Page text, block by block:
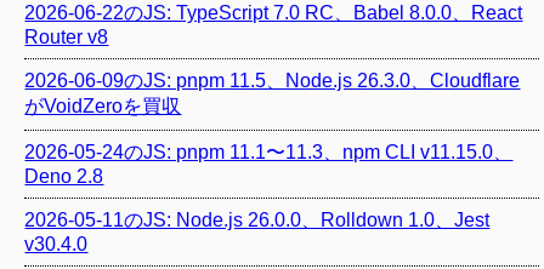
2026-06-22のJS: TypeScript 7.0 RC、Babel 8.0.0、React
Router v8
2026-06-09のJS: pnpm 11.5、Node.js 26.3.0、Cloudflare
がVoidZeroを買収
2026-05-24のJS: pnpm 11.1〜11.3、npm CLI v11.15.0、
Deno 2.8
2026-05-11のJS: Node.js 26.0.0、Rolldown 1.0、Jest
v30.4.0